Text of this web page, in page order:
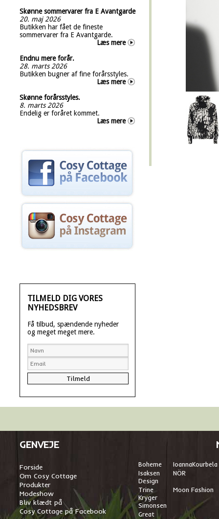
Skønne sommervarer fra E Avantgarde
20. maj 2026
Butikken har fået de fineste
sommervarer fra E Avantgarde.
Læs mere
Endnu mere forår.
28. marts 2026
Butikken bugner af fine forårsstyles.
Læs mere
Skønne forårsstyles.
8. marts 2026
Endelig er foråret kommet.
Læs mere
TILMELD DIG VORES
NYHEDSBREV
Få tilbud, spændende nyheder
og meget meget mere.
GENVEJE
Forside
Om Cosy Cottage
Produkter
Modeshow
Bliv klædt på
Cosy Cottage på Facebook
Boheme IoannaKourbela
Isaksen
Design
NÖR
Trine
Kryger
Simonsen
Moon Fashion
Great